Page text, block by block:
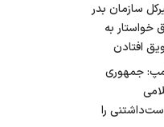
سازمان بدر
خواستار به
افتادن
به حمله
و آمریکا
جمهوری
را